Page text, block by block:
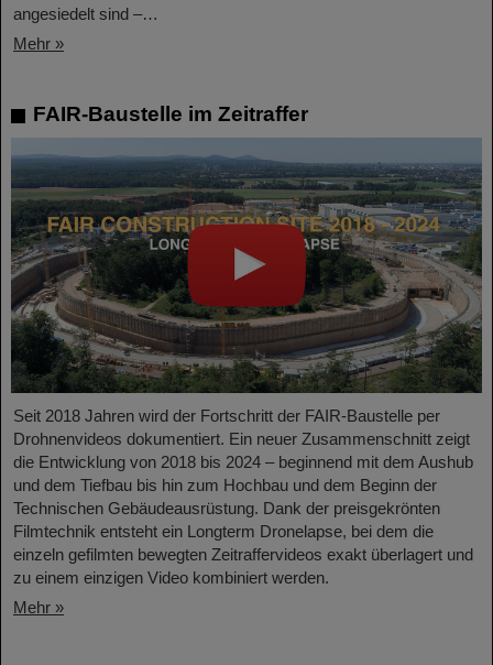
angesiedelt sind –…
Mehr »
FAIR-Baustelle im Zeitraffer
Seit 2018 Jahren wird der Fortschritt der FAIR-Baustelle per
Drohnenvideos dokumentiert. Ein neuer Zusammenschnitt zeigt
die Entwicklung von 2018 bis 2024 – beginnend mit dem Aushub
und dem Tiefbau bis hin zum Hochbau und dem Beginn der
Technischen Gebäudeausrüstung. Dank der preisgekrönten
Filmtechnik entsteht ein Longterm Dronelapse, bei dem die
einzeln gefilmten bewegten Zeitraffervideos exakt überlagert und
zu einem einzigen Video kombiniert werden.
Mehr »